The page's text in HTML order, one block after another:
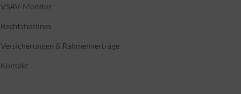
VSAV-Monitor
Rechtshotlines
Versicherungen & Rahmenverträge
Kontakt